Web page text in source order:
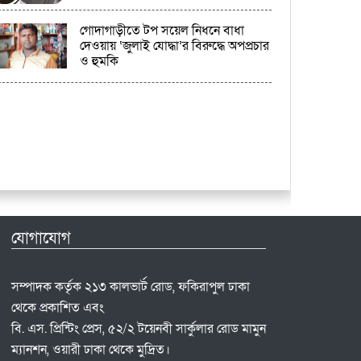
গোদাগাড়ীতে টপ সয়েল নিধনে বাধা
দেওয়ায় ‘জুলাই যোদ্ধা’র বিরুদ্ধে অপপ্রচার
ও হুমকি
যোগাযোগ
সম্পাদক কর্তৃক ২১৩ কালভার্ট রোড, ফকিরাপুল ঢাকা
থেকে প্রকাশিত এবং
বি. এস. প্রিন্টিং প্রেস, ৫২/২ টয়েনবী সার্কুলার রোড মামুন
ম্যানশন, ওয়ারী ঢাকা থেকে মুদ্রিত।